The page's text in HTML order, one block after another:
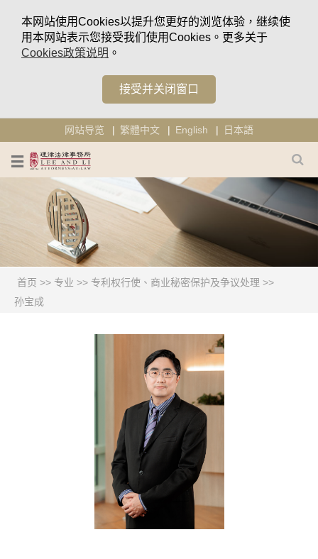
本网站使用Cookies以提升您更好的浏览体验，继续使
用本网站表示您接受我们使用Cookies。更多关于
Cookies政策说明 。
接受并关闭窗口
网站导览 繁體中文 English 日本語
首页 >> 专业 >> 专利权行使、商业秘密保护及争议处理 >>
孙宝成